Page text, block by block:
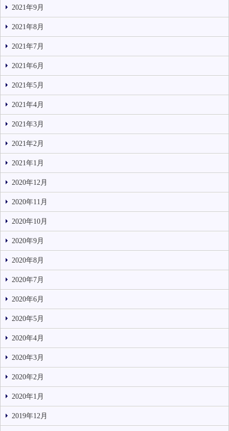
2021年9月
2021年8月
2021年7月
2021年6月
2021年5月
2021年4月
2021年3月
2021年2月
2021年1月
2020年12月
2020年11月
2020年10月
2020年9月
2020年8月
2020年7月
2020年6月
2020年5月
2020年4月
2020年3月
2020年2月
2020年1月
2019年12月